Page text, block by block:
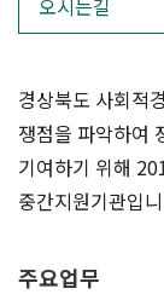
오시는길
경상북도 사회적
쟁점을 파악하여
기여하기 위해
중간지원기관입
주요업무